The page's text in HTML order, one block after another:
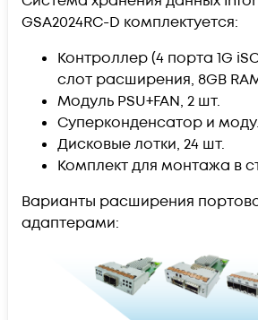
GSA2024RC-D комплектуется:
Контроллер (4 порта 1G
слот расширения, 8GB
Модуль PSU+FAN, 2 шт.
Суперконденсатор и
Дисковые лотки, 24 шт.
Комплект для монтажа в
Варианты расширения
адаптерами: